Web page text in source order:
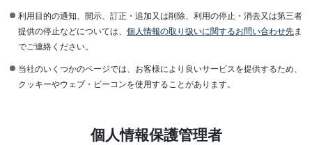
利用目的の通知、開示、訂正・追加又は削除、利用の停止・消去又は第三者
提供の停止などについては、個人情報の取り扱いに関するお問い合わせ先ま
でご連絡ください。
当社のいくつかのページでは、お客様により良いサービスを提供するため、
クッキーやウェブ・ビーコンを使用することがあります。
個人情報保護管理者